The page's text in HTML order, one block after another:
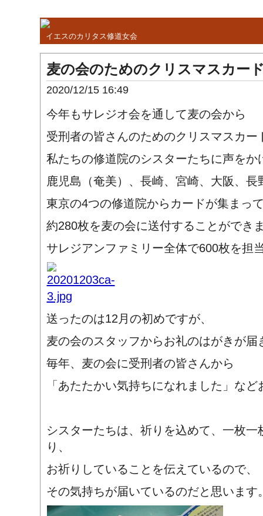
イエスのカリタス修道女会
麦の会のためのクリスマスカ
2020/12/15 16:49
今年もサレジオ会を通して麦の会から
受刑者の皆さんのためのクリスマスカー
私たちの修道院のシスターたちに声をか
鹿児島（奄美）、長崎、宮崎、大阪、長
東京の4つの修道院からカードが集まっ
約280枚を麦の会に送付することができ
サレジアンファミリー全体で600枚を担
送ったのは12月の初めですが、
麦の会のスタッフからお礼のはがきが届
毎年、麦の会に受刑者の皆さんから
「あたたかい気持ちになれました」など
シスターたちは、祈りを込めて、一枚
り、
お祈りしていることを伝えているので、
その気持ちが届いているのだと思います